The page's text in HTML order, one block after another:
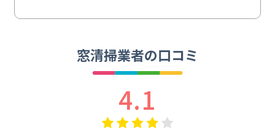
窓清掃業者の口コミ
4.1